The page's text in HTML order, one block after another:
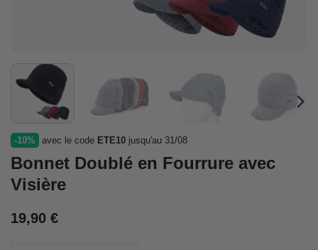
-10% avec le code ETE10 jusqu'au 31/08
Bonnet Doublé en Fourrure avec
Visière
19,90 €